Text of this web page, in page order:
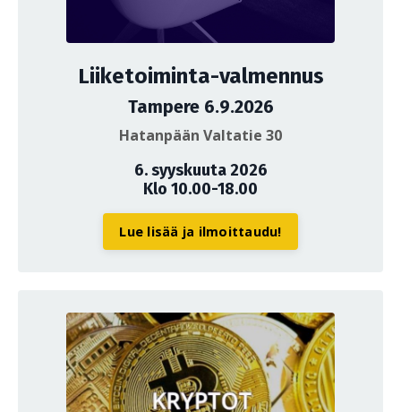
Liiketoiminta-valmennus
Tampere 6.9.2026
Hatanpään Valtatie 30
6. syyskuuta 2026
Klo 10.00-18.00
Lue lisää ja ilmoittaudu!